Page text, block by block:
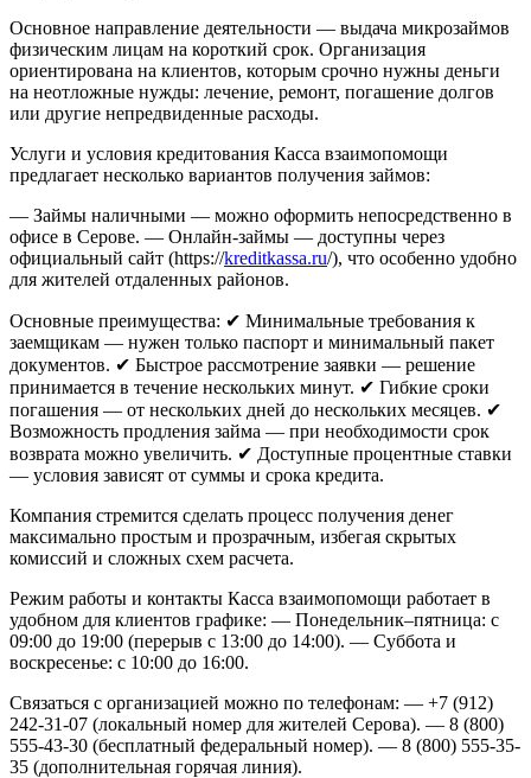
Основное направление деятельности — выдача микрозаймов
физическим лицам на короткий срок. Организация
ориентирована на клиентов, которым срочно нужны деньги
на неотложные нужды: лечение, ремонт, погашение долгов
или другие непредвиденные расходы.
Услуги и условия кредитования Касса взаимопомощи
предлагает несколько вариантов получения займов:
— Займы наличными — можно оформить непосредственно в
офисе в Серове. — Онлайн-займы — доступны через
официальный сайт (https://kreditkassa.ru/), что особенно удобно
для жителей отдаленных районов.
Основные преимущества: ✔ Минимальные требования к
заемщикам — нужен только паспорт и минимальный пакет
документов. ✔ Быстрое рассмотрение заявки — решение
принимается в течение нескольких минут. ✔ Гибкие сроки
погашения — от нескольких дней до нескольких месяцев. ✔
Возможность продления займа — при необходимости срок
возврата можно увеличить. ✔ Доступные процентные ставки
— условия зависят от суммы и срока кредита.
Компания стремится сделать процесс получения денег
максимально простым и прозрачным, избегая скрытых
комиссий и сложных схем расчета.
Режим работы и контакты Касса взаимопомощи работает в
удобном для клиентов графике: — Понедельник–пятница: с
09:00 до 19:00 (перерыв с 13:00 до 14:00). — Суббота и
воскресенье: с 10:00 до 16:00.
Связаться с организацией можно по телефонам: — +7 (912)
242-31-07 (локальный номер для жителей Серова). — 8 (800)
555-43-30 (бесплатный федеральный номер). — 8 (800) 555-35-
35 (дополнительная горячая линия).